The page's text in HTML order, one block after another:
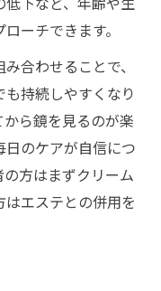
ーチできます。
合わせることで、
持続しやすくなり
ら鏡を見るのが楽
日のケアが自信につ
方はまずクリーム
エステとの併用を